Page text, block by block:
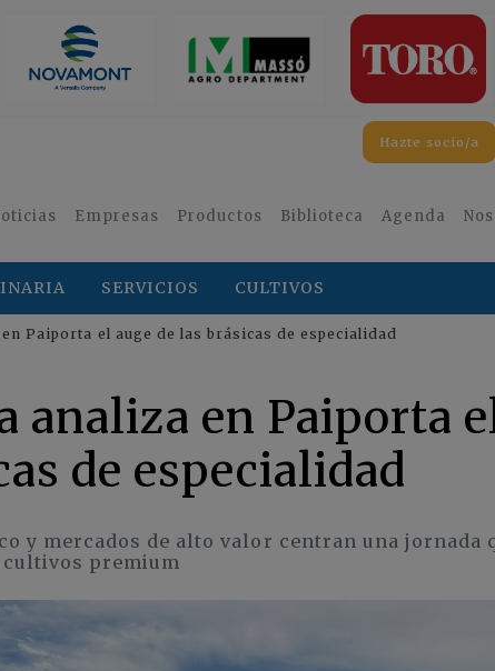
Hazte socio/a
Empresas Productos Biblioteca Agenda
SERVICIOS CULTIVOS
Paiporta el auge de las brásicas de especialidad
analiza en Paiporta
de especialidad
y mercados de alto valor centran una jornada
premium